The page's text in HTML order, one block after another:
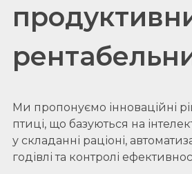
Ми пропонуємо інноваційні
птиці, що базуються на
у складанні раціоні,
годівлі та контролі